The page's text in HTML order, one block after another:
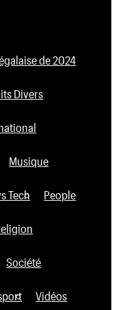
de 2024
Divers
Musique
Tech People
Société
Vidéos